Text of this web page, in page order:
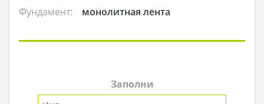
Фундамент:
монолитная лента
Заполни